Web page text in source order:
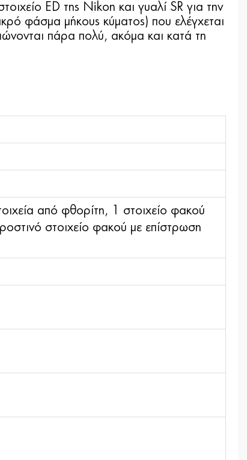
ED της Nikon και γυαλί SR για την
φάσμα μήκους κύματος) που ελέγχεται
πάρα πολύ, ακόμα και κατά τη
από φθορίτη, 1 στοιχείο φακού
στοιχείο φακού με επίστρωση